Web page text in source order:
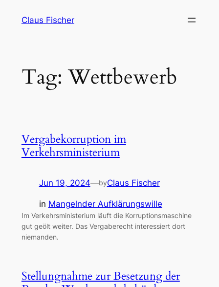
Claus Fischer
Tag:Wettbewerb
Vergabekorruption im
Verkehrsministerium
Jun 19, 2024—byClaus Fischer
in Mangelnder Aufklärungswille
Im Verkehrsministerium läuft die Korruptionsmaschine
gut geölt weiter. Das Vergaberecht interessiert dort
niemanden.
Stellungnahme zur Besetzung der